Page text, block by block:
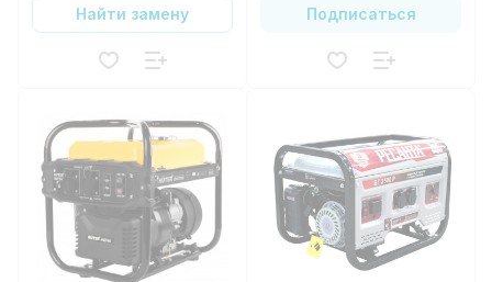
Найти замену Подписаться